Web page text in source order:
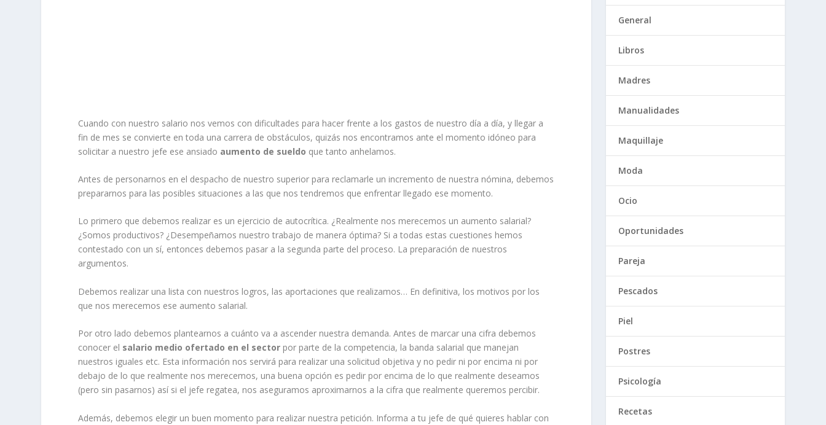
Cuando con nuestro salario nos vemos con dificultades para hacer frente a los gastos de nuestro día a día, y llegar a
fin de mes se convierte en toda una carrera de obstáculos, quizás nos encontramos ante el momento idóneo para
solicitar a nuestro jefe ese ansiado aumento de sueldo que tanto anhelamos.
Antes de personarnos en el despacho de nuestro superior para reclamarle un incremento de nuestra nómina, debemos
prepararnos para las posibles situaciones a las que nos tendremos que enfrentar llegado ese momento.
Lo primero que debemos realizar es un ejercicio de autocrítica. ¿Realmente nos merecemos un aumento salarial?
¿Somos productivos? ¿Desempeñamos nuestro trabajo de manera óptima? Si a todas estas cuestiones hemos
contestado con un sí, entonces debemos pasar a la segunda parte del proceso. La preparación de nuestros
argumentos.
Debemos realizar una lista con nuestros logros, las aportaciones que realizamos… En definitiva, los motivos por los
que nos merecemos ese aumento salarial.
Por otro lado debemos plantearnos a cuánto va a ascender nuestra demanda. Antes de marcar una cifra debemos
conocer el salario medio ofertado en el sector por parte de la competencia, la banda salarial que manejan
nuestros iguales etc. Esta información nos servirá para realizar una solicitud objetiva y no pedir ni por encima ni por
debajo de lo que realmente nos merecemos, una buena opción es pedir por encima de lo que realmente deseamos
(pero sin pasarnos) así si el jefe regatea, nos aseguramos aproximarnos a la cifra que realmente queremos percibir.
Además, debemos elegir un buen momento para realizar nuestra petición. Informa a tu jefe de qué quieres hablar con
General
Libros
Madres
Manualidades
Maquillaje
Moda
Ocio
Oportunidades
Pareja
Pescados
Piel
Postres
Psicología
Recetas